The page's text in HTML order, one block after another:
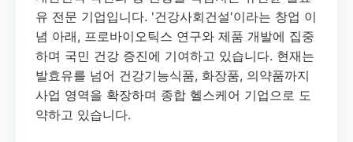
유 전문 기업입니다. '건강사회건설'이라는 창업 이
념 아래, 프로바이오틱스 연구와 제품 개발에 집중
하며 국민 건강 증진에 기여하고 있습니다. 현재는
발효유를 넘어 건강기능식품, 화장품, 의약품까지
사업 영역을 확장하며 종합 헬스케어 기업으로 도
약하고 있습니다.